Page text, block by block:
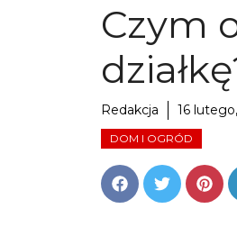
Czym
Redakcja 16
DOM I OGRÓD
Share
on
Share
on
Share
on